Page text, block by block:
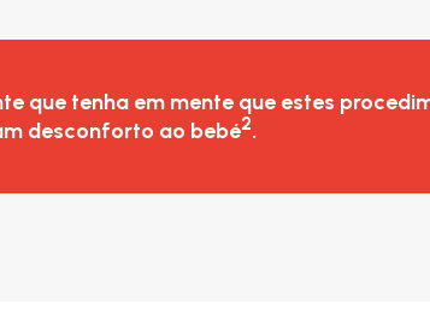
que tenha em mente que estes
desconforto ao bebé2.